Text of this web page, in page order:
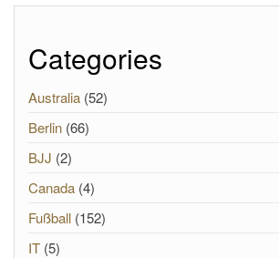
Categories
Australia (52)
Berlin (66)
BJJ (2)
Canada (4)
Fußball (152)
IT (5)